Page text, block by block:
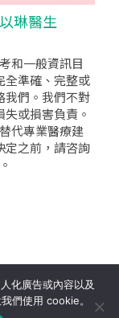
琳醫生
和一般資訊目
全準確、完整或
我們。我們不對
或損害負責。
代專業醫療建
定之前，請咨詢
by isualsense
化廣告或內容以及
們使用 cookie。